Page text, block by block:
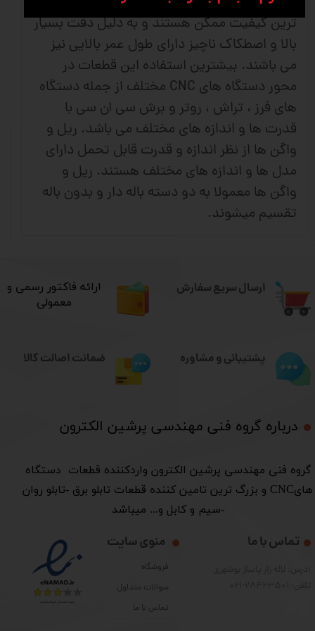
ترین کیفیت ممکن هستند و به دلیل دقت بسیار
بالا و اصطکاک ناچیز دارای طول عمر بالایی نیز
می باشند. بیشترین استفاده این قطعات در
محور دستگاه های CNC مختلف از جمله دستگاه
های فرز ، تراش ، روتر و برش سی ان سی با
قدرت ها و اندازه های مختلف می باشد. ریل و
واگن ها از نظر اندازه و قدرت قابل تحمل دارای
مدل ها و اندازه های مختلف هستند. ریل و
واگن ها معمولا به دو دسته باله دار و بدون باله
تقسیم میشوند.
ارسال سریع سفارش
درباره گروه فنی مهندسی پرشین الکترون​​​​​​​
​گروه فنی مهندسی پرشین الکترون واردکننده قطعات دستگاه
هایCNC و بزرگ ترین تامین کننده قطعات تابلو برق -تابلو روان
-سیم و کابل و... میباشد
منوی سایت
فروشگاه
سوالات متداول
تماس با ما
تماس با ما
​ارائه فاکتور رسمی و
معمولی
پشتیبانی و مشاوره ضمانت اصالت کالا